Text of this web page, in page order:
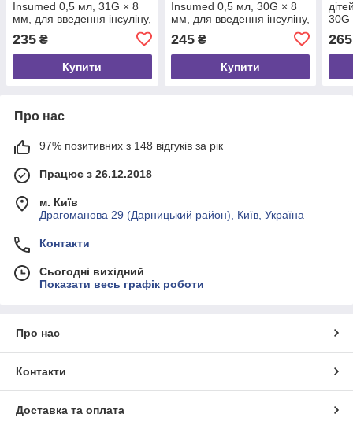
Insumed 0,5 мл, 31G × 8
мм, для введення інсуліну,
235 ₴
Купити
Insumed 0,5 мл, 30G × 8
мм, для введення інсуліну,
245₴
Купити
30G
265
Про нас
97% позитивних з 148 відгуків за рік
Працює з 26.12.2018
м. Київ
Драгоманова 29 (Дарницький район), Київ, Україна
Контакти
Сьогодні вихідний
Показати весь графік роботи
Про нас
Контакти
Доставка та оплата